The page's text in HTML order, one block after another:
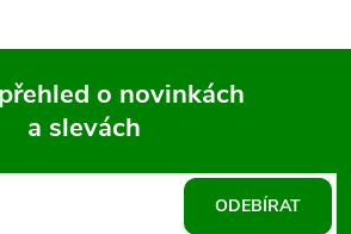
o novinkách
a slevách
ODEBÍRAT